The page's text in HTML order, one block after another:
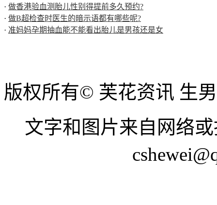
· 做香港验血测胎儿性别得提前多久预约?
· 做B超检查时医生的暗示语都有哪些呢?
· 准妈妈孕期抽血能不能看出胎儿是男孩还是女
版权所有© 芙花资讯 生
文字和图片来自网络